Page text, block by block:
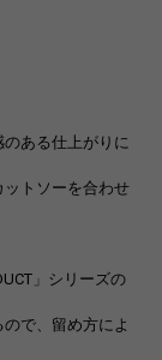
ある仕上がりに
トソーを合わせ
」シリーズの
で、留め方によ